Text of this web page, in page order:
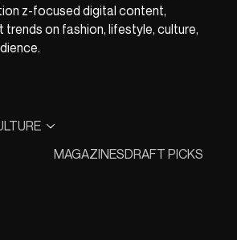
z-focused digital content,
on fashion, lifestyle, culture,
MAGAZINESDRAFT PICKS